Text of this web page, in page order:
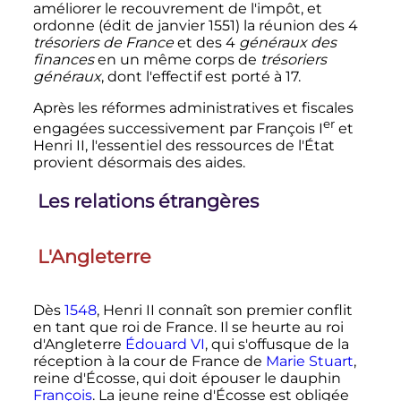
améliorer le recouvrement de l'impôt, et
ordonne (édit de janvier 1551) la réunion des 4
trésoriers de Franceet des 4 généraux des
financesen un même corps de trésoriers
généraux, dont l'effectif est porté à 17.
Après les réformes administratives et fiscales
engagées successivement par François Ieret
Henri II, l'essentiel des ressources de l'État
provient désormais des aides.
Les relations étrangères
L'Angleterre
Dès 1548, Henri II connaît son premier conflit
en tant que roi de France. Il se heurte au roi
d'Angleterre Édouard VI, qui s'offusque de la
réception à la cour de France de Marie Stuart,
reine d'Écosse, qui doit épouser le dauphin
François. La jeune reine d'Écosse est obligée